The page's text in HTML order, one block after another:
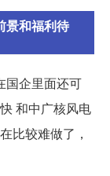
景和福利待
国企里面还可
和中广核风电
比较难做了，